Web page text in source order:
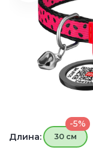
Длина:
-5%
30 см